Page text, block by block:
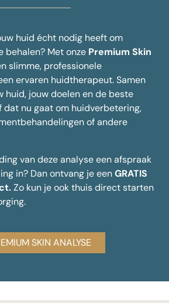
huid écht nodig heeft om
Met onze Premium Skin
slimme, professionele
ervaren huidtherapeut. Samen
huid, jouw doelen en de beste
dat nu gaat om huidverbetering,
of andere
van deze analyse een afspraak
in? Dan ontvang je eenGRATIS
Zo kun je ook thuis direct starten
SKIN ANALYSE